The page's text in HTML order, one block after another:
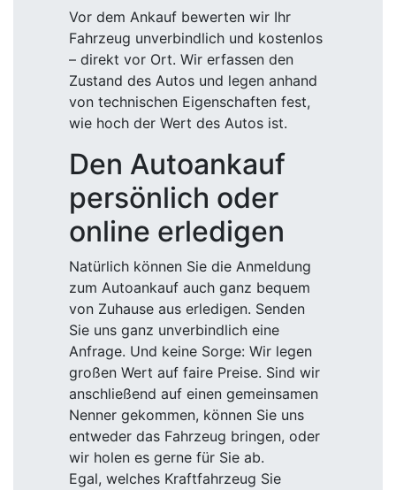
Vor dem Ankauf bewerten wir Ihr
Fahrzeug unverbindlich und kostenlos
– direkt vor Ort. Wir erfassen den
Zustand des Autos und legen anhand
von technischen Eigenschaften fest,
wie hoch der Wert des Autos ist.
Den Autoankauf
persönlich oder
online erledigen
Natürlich können Sie die Anmeldung
zum Autoankauf auch ganz bequem
von Zuhause aus erledigen. Senden
Sie uns ganz unverbindlich eine
Anfrage. Und keine Sorge: Wir legen
großen Wert auf faire Preise. Sind wir
anschließend auf einen gemeinsamen
Nenner gekommen, können Sie uns
entweder das Fahrzeug bringen, oder
wir holen es gerne für Sie ab.
Egal, welches Kraftfahrzeug Sie